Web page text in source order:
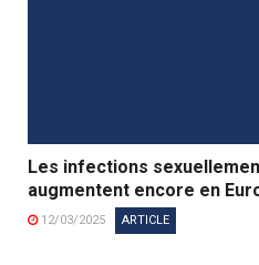
Les infections
augmentent encore en
12/03/2025 ARTICLE